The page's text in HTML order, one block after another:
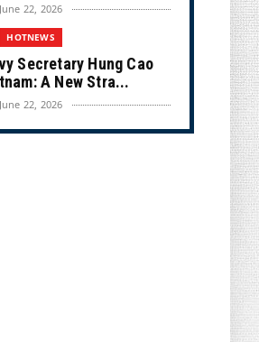
June 22, 2026
HOTNEWS
Secretary Hung Cao
A New Stra...
June 22, 2026
CULTURE